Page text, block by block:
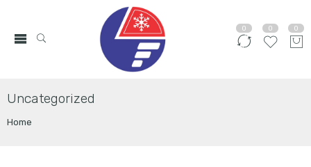
0 0 0
Uncategorized
Home